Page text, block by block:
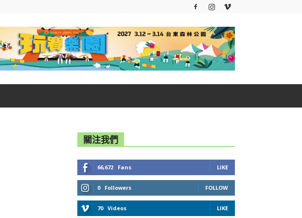
關注我們
66,672 Fans LIKE
0 Followers FOLLOW
70 Videos LIKE